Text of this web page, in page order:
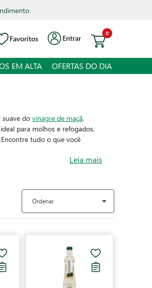
Favoritos Entrar
0
EM ALTA OFERTAS DO DIA
suave do vinagre de maçã,
para molhos e refogados.
tudo o que você
Leia mais
Ordenar